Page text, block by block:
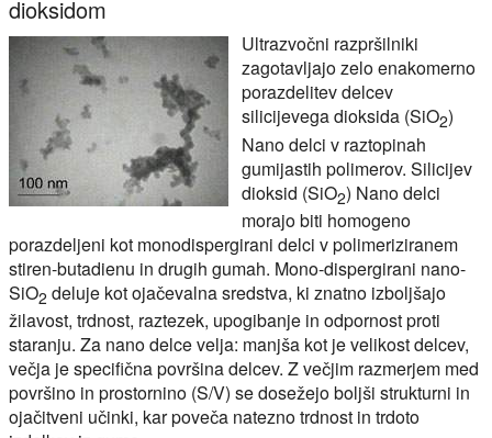
dioksidom
Ultrazvočni razpršilniki
zagotavljajo zelo enakomerno
porazdelitev delcev
silicijevega dioksida (SiO2)
Nano delci v raztopinah
gumijastih polimerov. Silicijev
dioksid (SiO2) Nano delci
morajo biti homogeno
porazdeljeni kot monodispergirani delci v polimeriziranem
stiren-butadienu in drugih gumah. Mono-dispergirani nano-
SiO2 deluje kot ojačevalna sredstva, ki znatno izboljšajo
žilavost, trdnost, raztezek, upogibanje in odpornost proti
staranju. Za nano delce velja: manjša kot je velikost delcev,
večja je specifična površina delcev. Z večjim razmerjem med
površino in prostornino (S/V) se dosežejo boljši strukturni in
ojačitveni učinki, kar poveča natezno trdnost in trdoto